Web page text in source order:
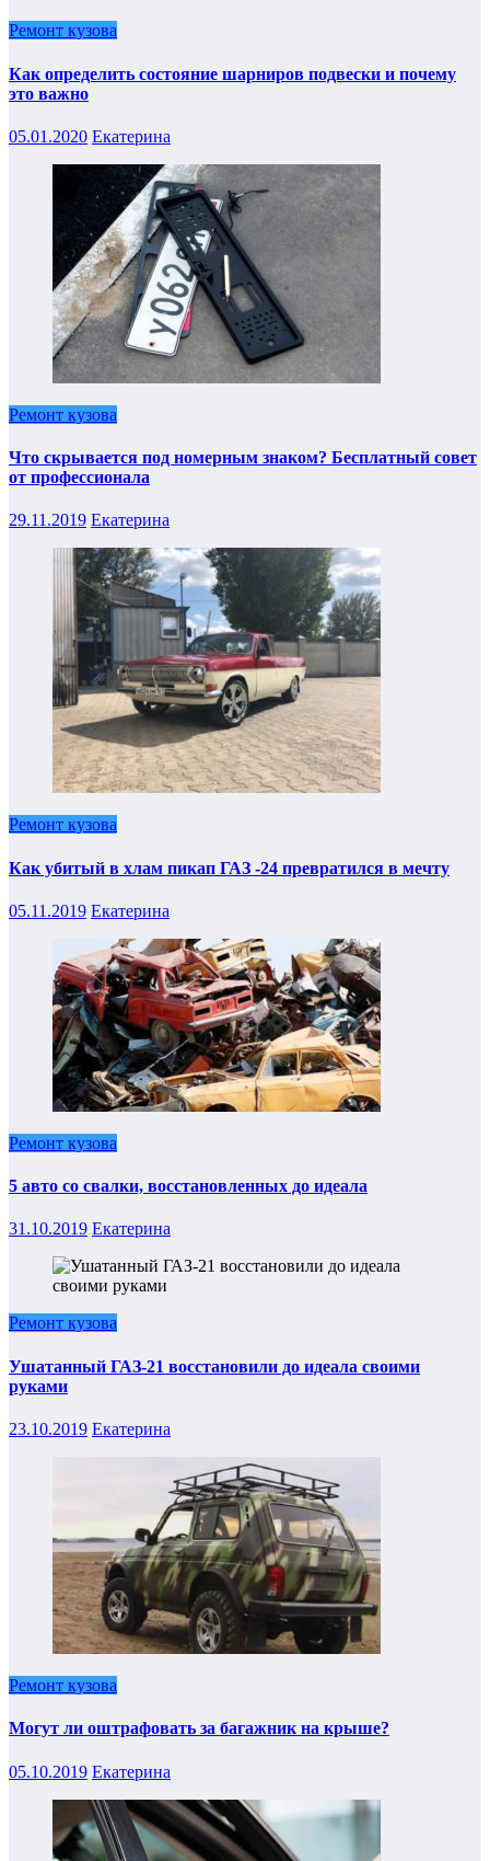
Ремонт кузова
Как определить состояние шарниров подвески и почему
это важно
05.01.2020 Екатерина
Ремонт кузова
Что скрывается под номерным знаком? Бесплатный совет
от профессионала
29.11.2019 Екатерина
Ремонт кузова
Как убитый в хлам пикап ГАЗ -24 превратился в мечту
05.11.2019 Екатерина
Ремонт кузова
5 авто со свалки, восстановленных до идеала
31.10.2019 Екатерина
Ремонт кузова
Ушатанный ГАЗ-21 восстановили до идеала своими
руками
23.10.2019 Екатерина
Ремонт кузова
Могут ли оштрафовать за багажник на крыше?
05.10.2019 Екатерина